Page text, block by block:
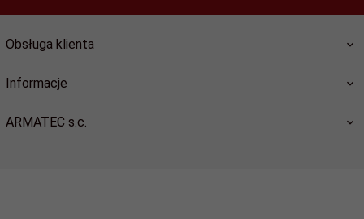
Obsługa klienta
Informacje
ARMATEC s.c.